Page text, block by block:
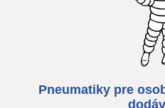
Pneumatiky pre